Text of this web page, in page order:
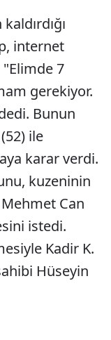
Sesi Aç
internet
"Elimde 7
gerekiyor.
Bunun
ile
karar verdi.
kuzeninin
Can
istedi.
Kadir K.
Hüseyin